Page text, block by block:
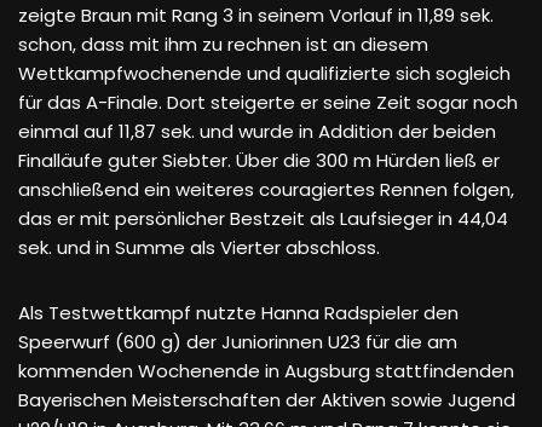
zeigte Braun mit Rang 3 in seinem Vorlauf in 11,89 sek.
schon, dass mit ihm zu rechnen ist an diesem
Wettkampfwochenende und qualifizierte sich sogleich
für das A-Finale. Dort steigerte er seine Zeit sogar noch
einmal auf 11,87 sek. und wurde in Addition der beiden
Finalläufe guter Siebter. Über die 300 m Hürden ließ er
anschließend ein weiteres couragiertes Rennen folgen,
das er mit persönlicher Bestzeit als Laufsieger in 44,04
sek. und in Summe als Vierter abschloss.
Als Testwettkampf nutzte Hanna Radspieler den
Speerwurf (600 g) der Juniorinnen U23 für die am
kommenden Wochenende in Augsburg stattfindenden
Bayerischen Meisterschaften der Aktiven sowie Jugend